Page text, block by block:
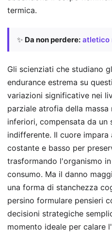
termica.
✨ Da non perdere: atletico
Gli scienziati che studiano
endurance estrema su
variazioni significative nei
parziale atrofia della
inferiori, compensata da
indifferente. Il cuore
costante e basso per
trasformando l'organismo
consumo. Ma il danno
una forma di stanchezza
persino formulare pensieri
decisioni strategiche
momento ideale per calare